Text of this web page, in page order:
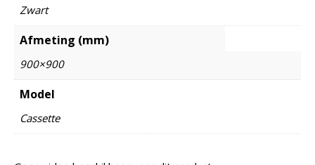
Zwart
Afmeting (mm)
900×900
Model
Cassette